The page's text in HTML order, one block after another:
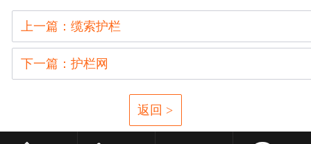
上一篇：缆索护栏
下一篇：护栏网
返回 >